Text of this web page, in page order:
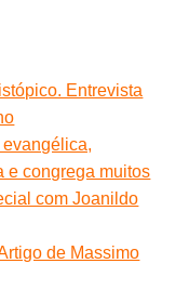
Entrevista
e congrega muitos
com Joanildo
de Massimo